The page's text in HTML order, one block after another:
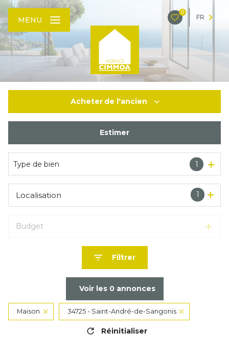
0
FR
MENU
Acheter de l'ancien
Estimer
Type de bien 1
1
Localisation
Budget
Filtrer
Voir les 0annonces
Maison 34725 - Saint-André-de-Sangonis
Réinitialiser